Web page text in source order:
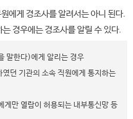
에게 경조사를 알려서는 아니 된다.
경우에는 경조사를 알릴 수 있다.
말한다)에게 알리는 경우
던 기관의 소속 직원에게 통지하는
게만 열람이 허용되는 내부통신망 등